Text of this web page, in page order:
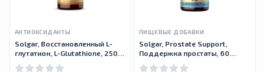
АНТИОКСИДАНТЫ
Solgar, Восстановленный L-
глутатион, L-Glutathione, 250
мг, 30 капсул
ПИЩЕВЫЕ ДОБАВКИ
Solgar, Prostate Support,
Поддержка простаты, 60
вегетарианских капсул